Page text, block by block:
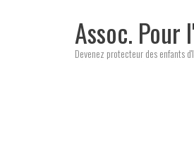
Assoc. Pour
Devenez protecteur des enfants